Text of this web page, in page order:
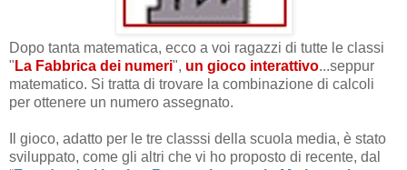
Dopo tanta matematica, ecco a voi ragazzi di tutte le classi
" La Fabbrica dei numeri", un gioco interattivo...seppur
matematico. Si tratta di trovare la combinazione di calcoli
per ottenere un numero assegnato.
Il gioco, adatto per le tre classsi della scuola media, è stato
sviluppato, come gli altri che vi ho proposto di recente, dal